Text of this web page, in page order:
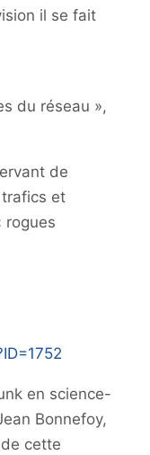
il se fait
du réseau »,
de
et
rogues
en science-
Bonnefoy,
cette